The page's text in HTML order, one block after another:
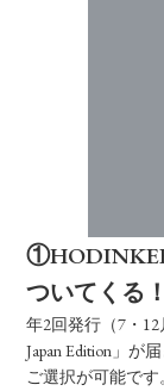
ついてくる！
年2回発行（7・
Japan Edition」が
ご選択が可能で